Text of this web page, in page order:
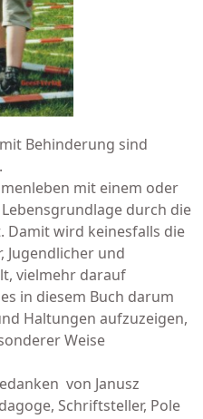
Behinderung sind
mit einem oder
durch die
Damit wird keinesfalls die
Jugendlicher und
vielmehr darauf
in diesem Buch darum
Haltungen aufzu­zeigen,
Weise
von Janusz
Schriftsteller, Pole